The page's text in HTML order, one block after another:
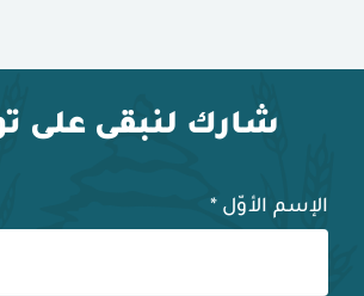
شارك لنبقى على
الإسم الأوّل *